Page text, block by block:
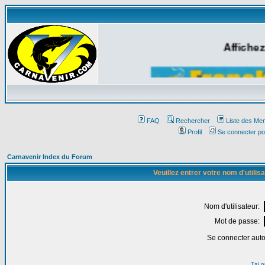
FAQ Rechercher
Liste des
Profil
Se connecter
Carnavenir Index du Forum
Veuillez entrer votre nom
Nom d'utilisateur:
Mot de passe:
Se connecter